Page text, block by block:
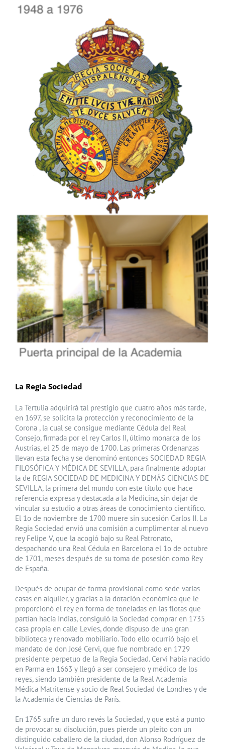
La Regia Sociedad
La Tertulia adquirirá tal prestigio que cuatro años más tarde,
en 1697, se solicita la protección y reconocimiento de la
Corona , la cual se consigue mediante Cédula del Real
Consejo, firmada por el rey Carlos II, último monarca de los
Austrias, el 25 de mayo de 1700. Las primeras Ordenanzas
llevan esta fecha y se denominó entonces SOCIEDAD REGIA
FILOSÓFICA Y MÉDICA DE SEVILLA, para finalmente adoptar
la de REGIA SOCIEDAD DE MEDICINA Y DEMÁS CIENCIAS DE
SEVILLA, la primera del mundo con este título que hace
referencia expresa y destacada a la Medicina, sin dejar de
vincular su estudio a otras áreas de conocimiento científico.
El 1o de noviembre de 1700 muere sin sucesión Carlos II. La
Regia Sociedad envió una comisión a cumplimentar al nuevo
rey Felipe V, que la acogió bajo su Real Patronato,
despachando una Real Cédula en Barcelona el 1o de octubre
de 1701, meses después de su toma de posesión como Rey
de España.
Después de ocupar de forma provisional como sede varias
casas en alquiler, y gracias a la dotación económica que le
proporcionó el rey en forma de toneladas en las flotas que
partían hacia Indias, consiguió la Sociedad comprar en 1735
casa propia en calle Levíes, donde dispuso de una gran
biblioteca y renovado mobiliario. Todo ello ocurrió bajo el
mandato de don José Cervi, que fue nombrado en 1729
presidente perpetuo de la Regia Sociedad. Cervi había nacido
en Parma en 1663 y llegó a ser consejero y médico de los
reyes, siendo también presidente de la Real Academia
Médica Matritense y socio de Real Sociedad de Londres y de
la Academia de Ciencias de París.
En 1765 sufre un duro revés la Sociedad, y que está a punto
de provocar su disolución, pues pierde un pleito con un
distinguido caballero de la ciudad, don Alonso Rodríguez de